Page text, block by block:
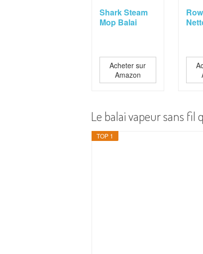
Shark Steam
Mop Balai
Acheter sur
Amazon
Le balai vapeur sans fil
TOP 1